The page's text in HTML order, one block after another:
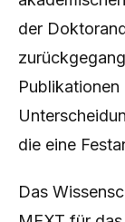
der
die eine
Das